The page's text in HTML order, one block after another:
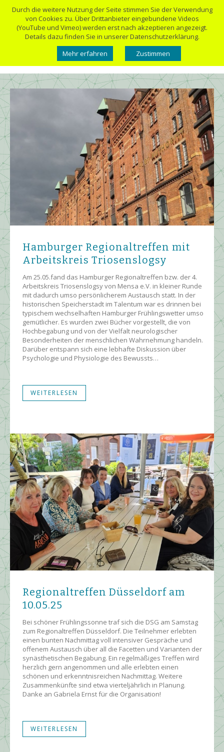
Hamburger Regionaltreffen mit
Arbeitskreis Triosenslogsy
Am 25.05.fand das Hamburger Regionaltreffen bzw. der 4.
Arbeitskreis Triosenslogsy von Mensa e.V. in kleiner Runde
mit dadurch umso persönlicherem Austausch statt. In der
historischen Speicherstadt im Talentum war es drinnen bei
typischem wechselhaften Hamburger Frühlingswetter umso
gemütlicher. Es wurden zwei Bücher vorgestellt, die von
Hochbegabung und von der Vielfalt neurologischer
Besonderheiten der menschlichen Wahrnehmung handeln.
Darüber entspann sich eine lebhafte Diskussion über
Psychologie und Physiologie des Bewussts…
WEITERLESEN
Regionaltreffen Düsseldorf am
10.05.25
Bei schöner Frühlingssonne traf sich die DSG am Samstag
zum Regionaltreffen Düsseldorf. Die Teilnehmer erlebten
einen bunten Nachmittag voll intensiver Gespräche und
offenem Austausch über all die Facetten und Varianten der
synästhetischen Begabung. Ein regelmäßiges Treffen wird
herzlich gern angenommen und alle erlebten einen
schönen und erkenntnisreichen Nachmittag. Weitere
Zusammenkünfte sind etwa vierteljährlich in Planung.
Danke an Gabriela Ernst für die Organisation!
WEITERLESEN
Durch die weitere Nutzung der Seite stimmen Sie der Verwendung
von Cookies zu. Über Drittanbieter eingebundene Videos
(YouTube und Vimeo) werden erst nach akzeptieren angezeigt.
Details dazu finden Sie in unserer Datenschutzerklärung.
Mehr erfahren
Zustimmen